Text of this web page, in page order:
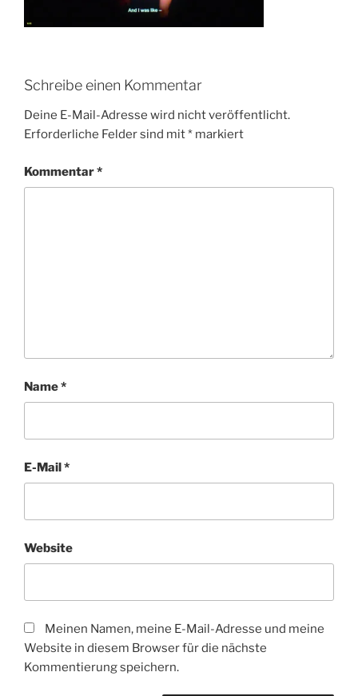
Schreibe einen Kommentar
Deine E-Mail-Adresse wird nicht veröffentlicht.
Erforderliche Felder sind mit* markiert
Kommentar*
Name*
E-Mail*
Website
Meinen Namen, meine E-Mail-Adresse und meine
Website in diesem Browser für die nächste
Kommentierung speichern.